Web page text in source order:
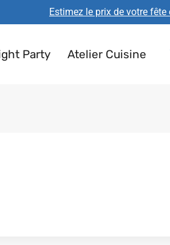
Estimez le prix de votre
Party Atelier Cuisine